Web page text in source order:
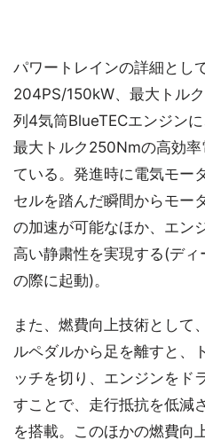
パワートレインの詳細とし
204PS/150kW、最大トル
列4気筒BlueTECエンジン
最大トルク250Nmの高効
ている。発進時に電気モー
セルを踏んだ瞬間からモー
の加速が可能なほか、エン
高い静粛性を実現する(デ
の際に起動)。
また、燃費向上技術として
ルペダルから足を離すと、
ッチを切り、エンジンをド
すことで、走行抵抗を低減
を搭載。このほかの燃費向